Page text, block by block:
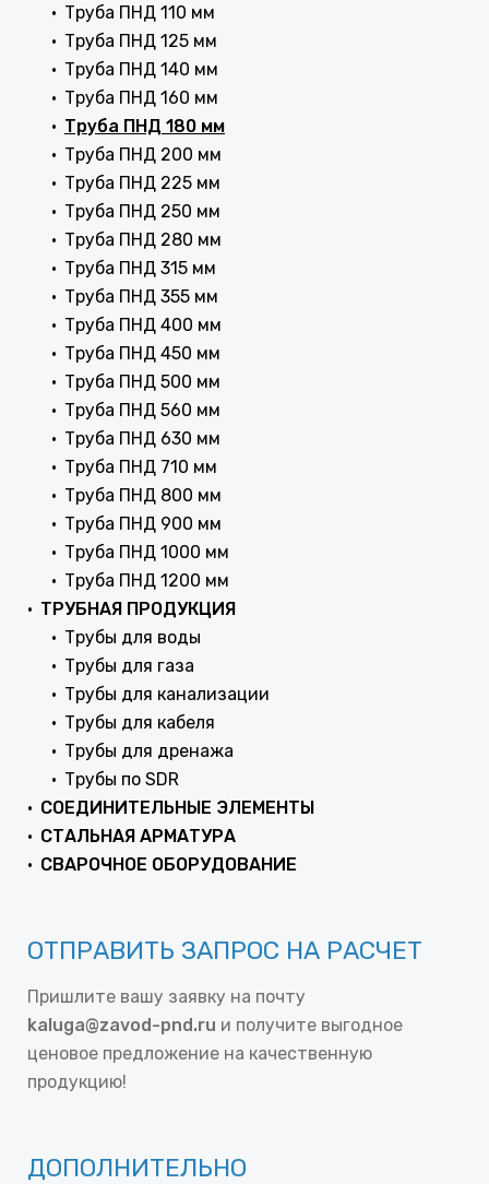
Труба ПНД 110 мм
Труба ПНД 125 мм
Труба ПНД 140 мм
Труба ПНД 160 мм
Труба ПНД 180 мм
Труба ПНД 200 мм
Труба ПНД 225 мм
Труба ПНД 250 мм
Труба ПНД 280 мм
Труба ПНД 315 мм
Труба ПНД 355 мм
Труба ПНД 400 мм
Труба ПНД 450 мм
Труба ПНД 500 мм
Труба ПНД 560 мм
Труба ПНД 630 мм
Труба ПНД 710 мм
Труба ПНД 800 мм
Труба ПНД 900 мм
Труба ПНД 1000 мм
Труба ПНД 1200 мм
ТРУБНАЯ ПРОДУКЦИЯ
Трубы для воды
Трубы для газа
Трубы для канализации
Трубы для кабеля
Трубы для дренажа
Трубы по SDR
СОЕДИНИТЕЛЬНЫЕ ЭЛЕМЕНТЫ
СТАЛЬНАЯ АРМАТУРА
СВАРОЧНОЕ ОБОРУДОВАНИЕ
ОТПРАВИТЬ ЗАПРОС НА РАСЧЕТ
Пришлите вашу заявку на почту
kaluga@zavod-pnd.ru и получите выгодное
ценовое предложение на качественную
продукцию!
ДОПОЛНИТЕЛЬНО